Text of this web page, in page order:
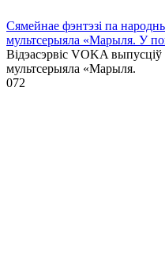
Сямейнае фэнтэзі па
мультсерыяла «Марыля. У
Відэасэрвіс VOKA
мультсерыяла «Марыля.
072